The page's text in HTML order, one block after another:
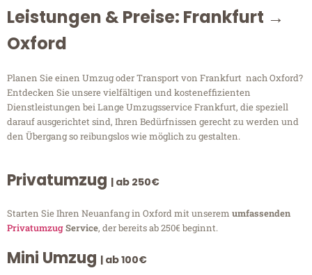
Leistungen & Preise: Frankfurt →
Oxford
Planen Sie einen Umzug oder Transport von Frankfurt nach Oxford?
Entdecken Sie unsere vielfältigen und kosteneffizienten
Dienstleistungen bei Lange Umzugsservice Frankfurt, die speziell
darauf ausgerichtet sind, Ihren Bedürfnissen gerecht zu werden und
den Übergang so reibungslos wie möglich zu gestalten.
Privatumzug | ab 250€
Starten Sie Ihren Neuanfang in Oxford mit unserem umfassenden
PrivatumzugService, der bereits ab 250€ beginnt.
Mini Umzug | ab 100€